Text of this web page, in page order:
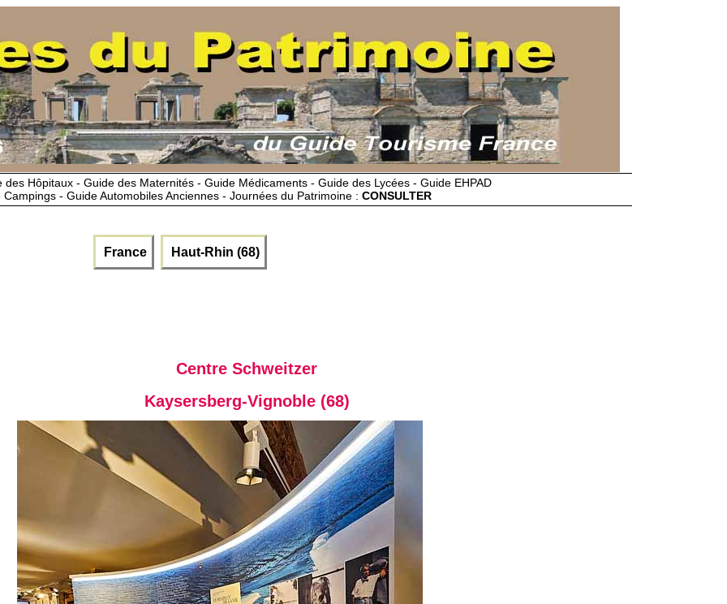
Hôpitaux - Guide des Maternités - Guide Médicaments - Guide des Lycées - Guide EHPAD
- Guide Automobiles Anciennes - Journées du Patrimoine : CONSULTER
France Haut-Rhin (68)
Centre Schweitzer
Kaysersberg-Vignoble (68)